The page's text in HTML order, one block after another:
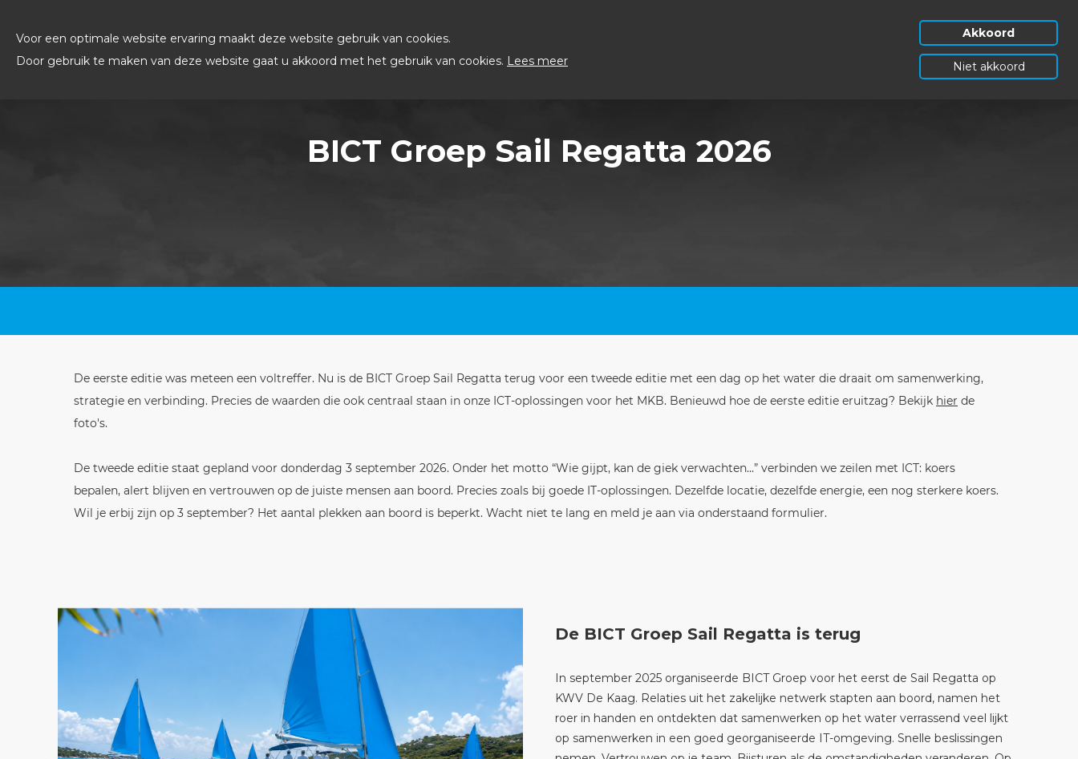
Voor een optimale website ervaring maakt deze website gebruik van cookies.
Door gebruik te maken van deze website gaat u akkoord met het gebruik van cookies. Lees meer
Akkoord
Niet akkoord
BICT Groep Sail Regatta 2026
De eerste editie was meteen een voltreffer. Nu is de BICT Groep Sail Regatta terug voor een tweede editie met een dag op het water die draait om samenwerking,
strategie en verbinding. Precies de waarden die ook centraal staan in onze ICT-oplossingen voor het MKB. Benieuwd hoe de eerste editie eruitzag? Bekijk hier de
foto's.
De tweede editie staat gepland voor donderdag 3 september 2026. Onder het motto “Wie gijpt, kan de giek verwachten...” verbinden we zeilen met ICT: koers
bepalen, alert blijven en vertrouwen op de juiste mensen aan boord. Precies zoals bij goede IT-oplossingen. Dezelfde locatie, dezelfde energie, een nog sterkere koers.
Wil je erbij zijn op 3 september? Het aantal plekken aan boord is beperkt. Wacht niet te lang en meld je aan via onderstaand formulier.
De BICT Groep Sail Regatta is terug
In september 2025 organiseerde BICT Groep voor het eerst de Sail Regatta op
KWV De Kaag. Relaties uit het zakelijke netwerk stapten aan boord, namen het
roer in handen en ontdekten dat samenwerken op het water verrassend veel lijkt
op samenwerken in een goed georganiseerde IT-omgeving. Snelle beslissingen